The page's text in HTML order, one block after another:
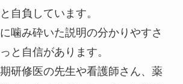
と自負しています。
噛み砕いた説明の分かりやすさ
と自信があります。
研修医の先生や看護師さん、薬